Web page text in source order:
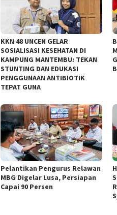
KKN 48 UNCEN GELAR
SOSIALISASI KESEHATAN DI
KAMPUNG MANTEMBU: TEKAN
STUNTING DAN EDUKASI
PENGGUNAAN ANTIBIOTIK
TEPAT GUNA
Pelantikan Pengurus Relawan
MBG Digelar Lusa, Persiapan
Capai 90 Persen